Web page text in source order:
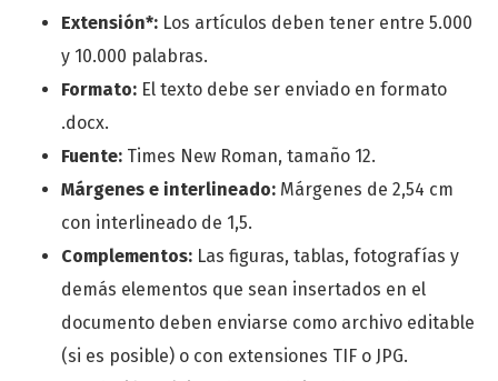
Extensión*: Los artículos deben tener entre 5.000
y 10.000 palabras.
Formato: El texto debe ser enviado en formato
.docx.
Fuente: Times New Roman, tamaño 12.
Márgenes e interlineado: Márgenes de 2,54 cm
con interlineado de 1,5.
Complementos: Las figuras, tablas, fotografías y
demás elementos que sean insertados en el
documento deben enviarse como archivo editable
(si es posible) o con extensiones TIF o JPG.